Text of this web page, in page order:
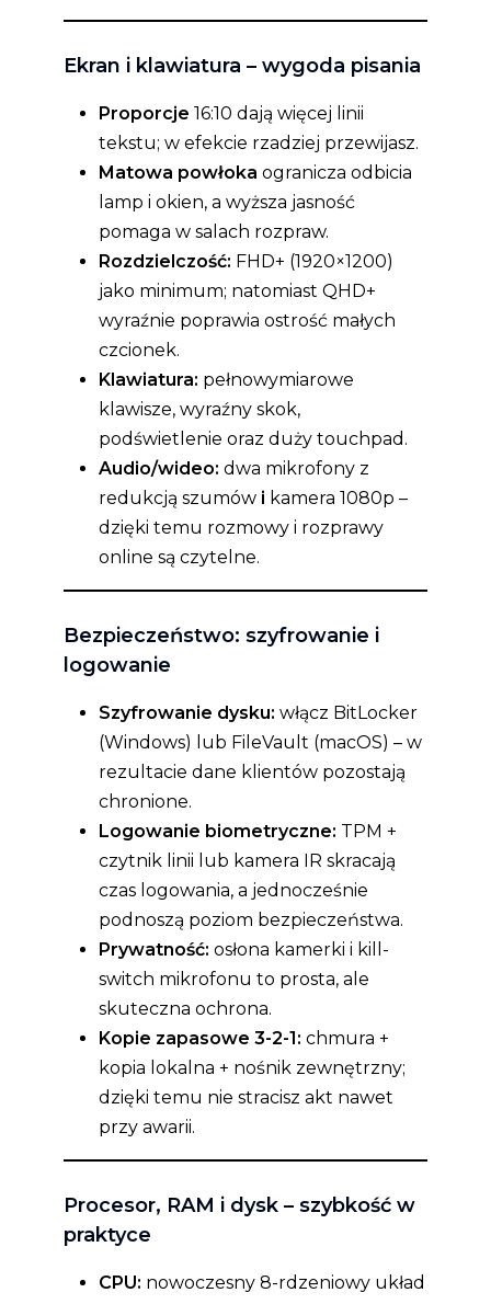
Ekran i klawiatura – wygoda pisania
Proporcje 16:10 dają więcej linii
tekstu; w efekcie rzadziej przewijasz.
Matowa powłoka ogranicza odbicia
lamp i okien, a wyższa jasność
pomaga w salach rozpraw.
Rozdzielczość: FHD+ (1920×1200)
jako minimum; natomiast QHD+
wyraźnie poprawia ostrość małych
czcionek.
Klawiatura: pełnowymiarowe
klawisze, wyraźny skok,
podświetlenie oraz duży touchpad.
Audio/wideo: dwa mikrofony z
redukcją szumów i kamera 1080p –
dzięki temu rozmowy i rozprawy
online są czytelne.
Bezpieczeństwo: szyfrowanie i
logowanie
Szyfrowanie dysku: włącz BitLocker
(Windows) lub FileVault (macOS) – w
rezultacie dane klientów pozostają
chronione.
Logowanie biometryczne: TPM +
czytnik linii lub kamera IR skracają
czas logowania, a jednocześnie
podnoszą poziom bezpieczeństwa.
Prywatność: osłona kamerki i kill-
switch mikrofonu to prosta, ale
skuteczna ochrona.
Kopie zapasowe 3-2-1: chmura +
kopia lokalna + nośnik zewnętrzny;
dzięki temu nie stracisz akt nawet
przy awarii.
Procesor, RAM i dysk – szybkość w
praktyce
CPU: nowoczesny 8-rdzeniowy układ